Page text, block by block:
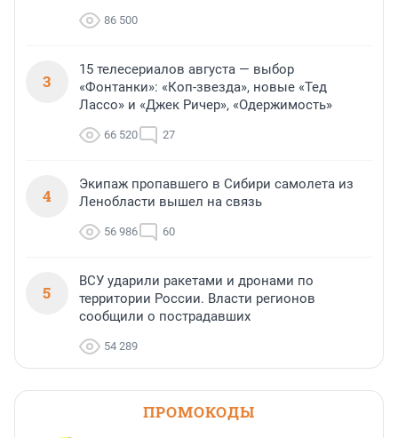
86 500
3
15 телесериалов августа — выбор
«Фонтанки»: «Коп-звезда», новые «Тед
Лассо» и «Джек Ричер», «Одержимость»
66 520 27
4
Экипаж пропавшего в Сибири самолета из
Ленобласти вышел на связь
56 986 60
5
ВСУ ударили ракетами и дронами по
территории России. Власти регионов
сообщили о пострадавших
54 289
ПРОМОКОДЫ